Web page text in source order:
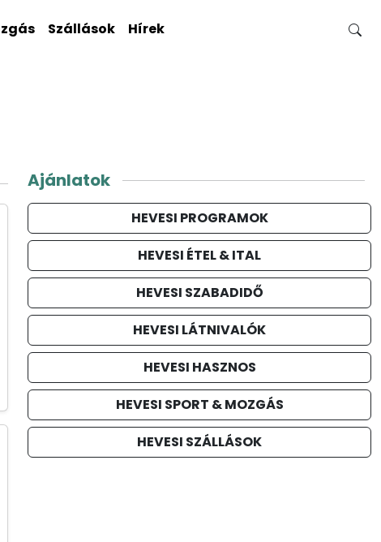
Szállások Hírek
Ajánlatok
HEVESI PROGRAMOK
HEVESI ÉTEL & ITAL
HEVESI SZABADIDŐ
HEVESI LÁTNIVALÓK
HEVESI HASZNOS
HEVESI SPORT & MOZGÁS
HEVESI SZÁLLÁSOK